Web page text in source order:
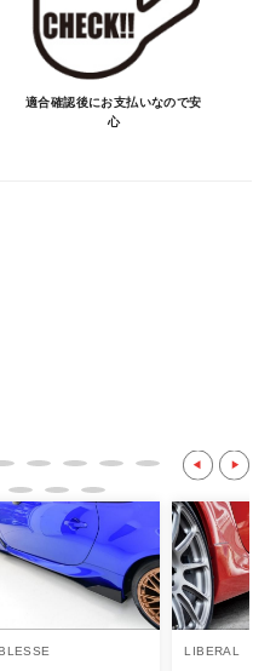
認を行い、商品が愛
てから決済となりま
ャンセルや変更につい
のキャンセルや変更は
品やカラー等、お間
します。
品とカラーやイメー
ございます。
認ください。
適合確認後にお支払いなので安
心
LIBERAL